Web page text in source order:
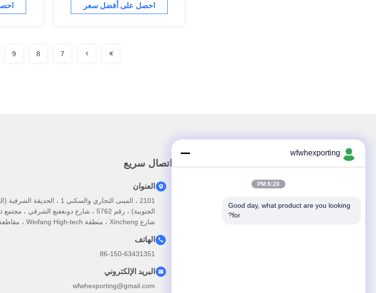
احصل على أفضل سعر
7
8
9
المنتجات
اتصال سريع
العنوان
2101 ، المبنى التجاري والسكني 1 ، الحديقة
شارع Xincheng ، منطقة Weifang High-tech ، مقاطعة Shandong
الهاتف
86-150-63431351
البريد الإلكتروني
wfwhexporting@gmail.com
wfwhexporting
6:28 PM
Good day, what product are you looking
for?